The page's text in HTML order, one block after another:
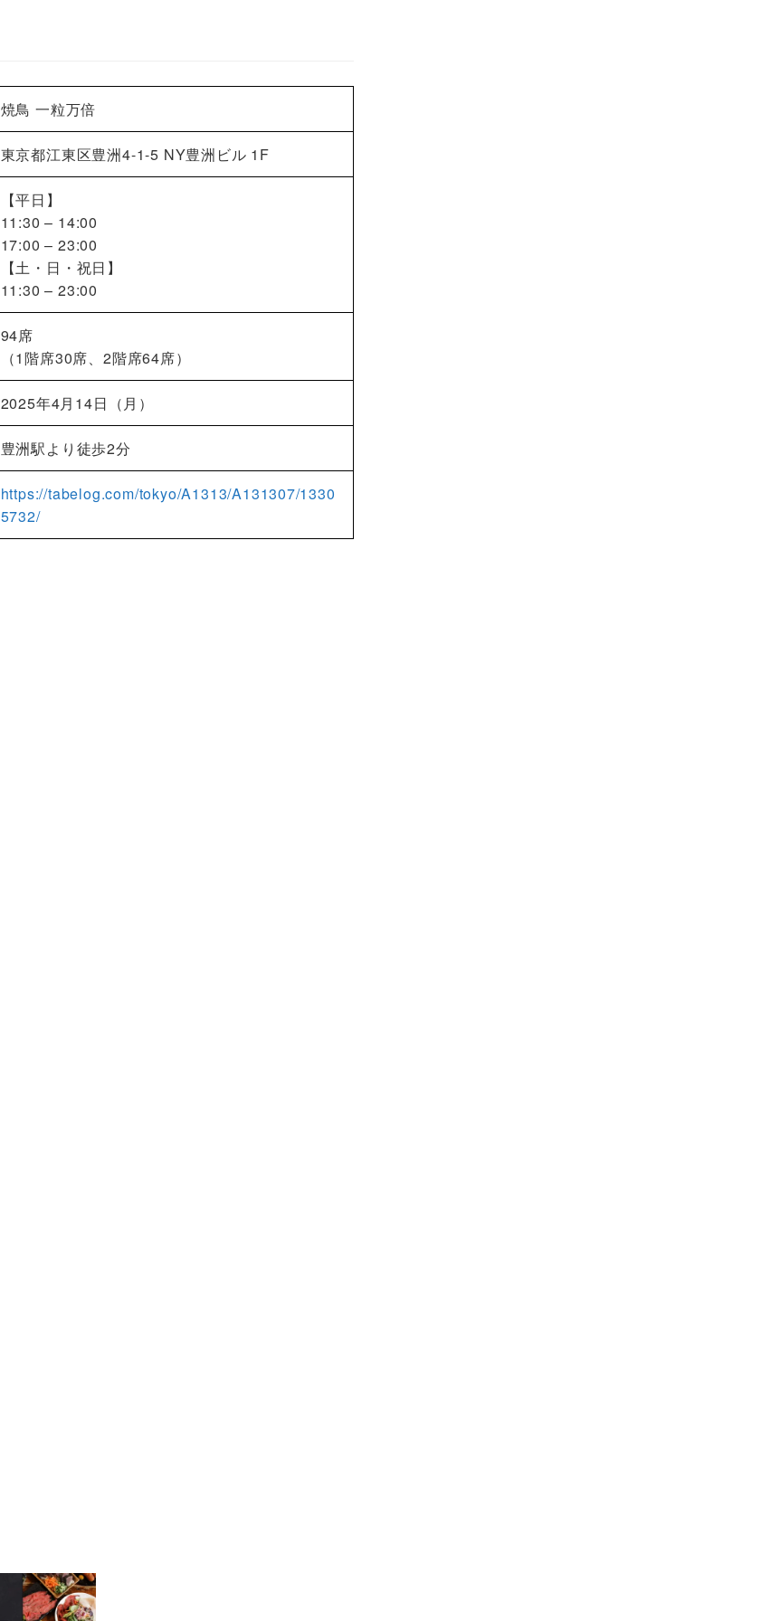
焼鳥 一粒万倍
東京都江東区豊洲4-1-5 NY豊洲ビル 1F
【平日】
11:30 – 14:00
17:00 – 23:00
【土・日・祝日】
11:30 – 23:00
94席
（1階席30席、2階席64席）
2025年4月14日（月）
豊洲駅より徒歩2分
https://tabelog.com/tokyo/A1313/A131307/1330
5732/